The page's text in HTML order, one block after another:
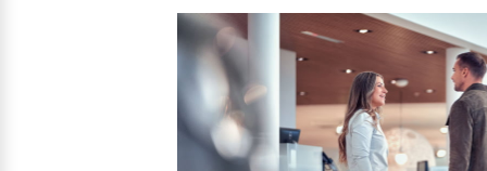
Mehr erfahren
Frühjahrscheck
Entdecken Sie unsere saisonalen